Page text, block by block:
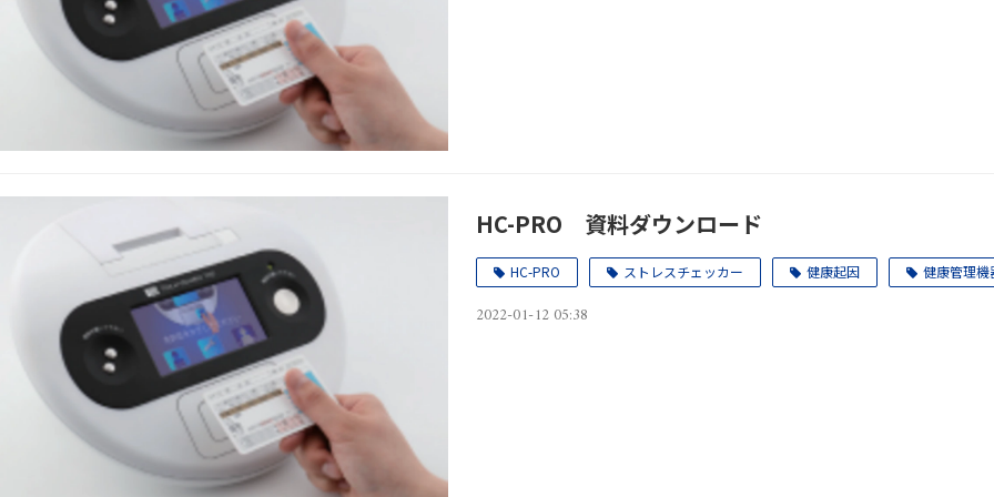
HC-PRO 資料ダウンロード
HC-PRO ストレスチェッカー 健康起因 健康管理機
2022-01-12 05:38